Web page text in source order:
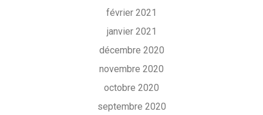
février 2021
janvier 2021
décembre 2020
novembre 2020
octobre 2020
septembre 2020